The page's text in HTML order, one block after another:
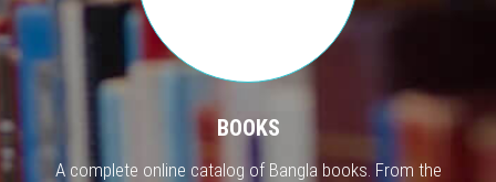
BOOKS
A complete online catalog of Bangla books. From the